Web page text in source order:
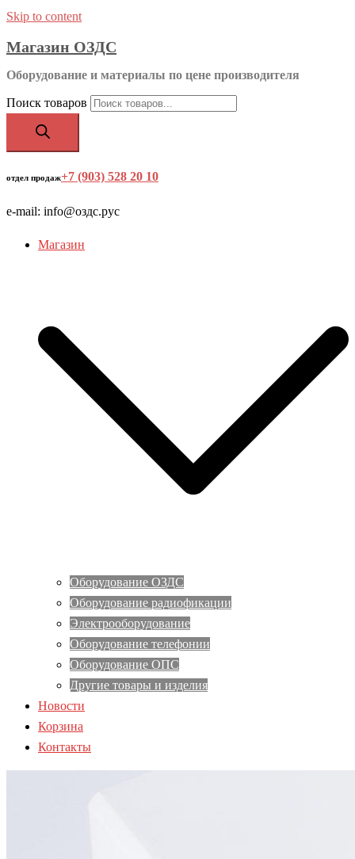
Skip to content
Магазин ОЗДС
Оборудование и материалы по цене производителя
Поиск товаров
отдел продаж+7 (903) 528 20 10
e-mail: info@оздс.рус
Магазин
Оборудование ОЗДС
Оборудование радиофикации
Электрооборудование
Оборудование телефонии
Оборудование ОПС
Другие товары и изделия
Новости
Корзина
Контакты